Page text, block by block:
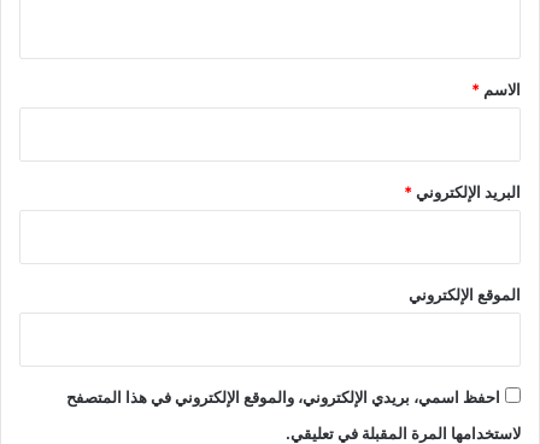
*
الاسم *
البريد الإلكتروني*
الموقع الإلكتروني
احفظ اسمي، بريدي الإلكتروني، والموقع الإلكتروني في هذا المتصفح
لاستخدامها المرة المقبلة في تعليقي.